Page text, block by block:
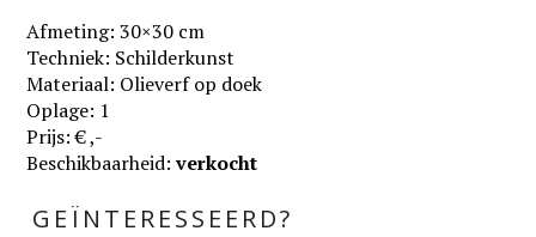
Afmeting: 30×30 cm
Techniek: Schilderkunst
Materiaal: Olieverf op doek
Oplage: 1
Prijs: € ,-
Beschikbaarheid:verkocht
GEÏNTERESSEERD?